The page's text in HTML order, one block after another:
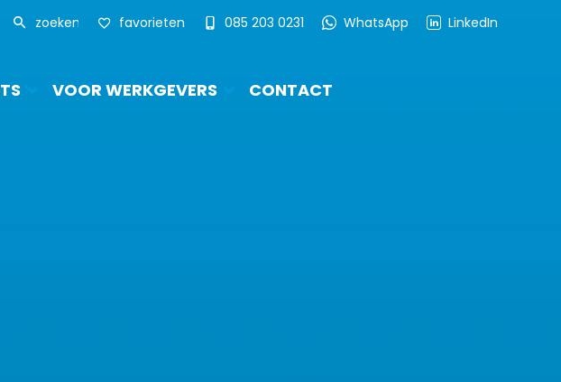
favorieten 085 203 0231 WhatsApp LinkedIn
VOOR WERKGEVERS CONTACT